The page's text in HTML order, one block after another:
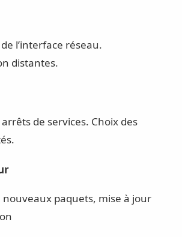
l’interface réseau.
distantes.
de services. Choix des
paquets, mise à jour